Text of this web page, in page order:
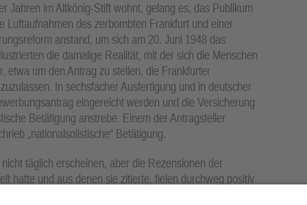
Jahren im Altkönig-Stift wohnt, gelang es, das Publikum
Luftaufnahmen des zerbombten Frankfurt und einer
anstand, um sich am 20. Juni 1948 das
die damalige Realität, mit der sich die Menschen
etwa um den Antrag zu stellen, die Frankfurter
In sechsfacher Ausfertigung und in deutscher
eingereicht werden und die Versicherung
Betätigung anstrebe. Einem der Antragsteller
„nationalsolistische“ Betätigung.
täglich erscheinen, aber die Rezensionen der
hatte und aus denen sie zitierte, fielen durchweg positiv